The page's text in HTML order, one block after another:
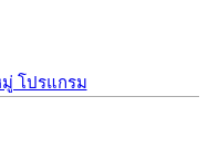
โปรแกรม